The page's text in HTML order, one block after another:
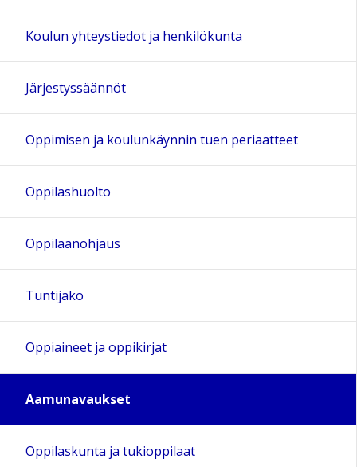
Koulun yhteystiedot ja henkilökunta
Järjestyssäännöt
Oppimisen ja koulunkäynnin tuen periaatteet
Oppilashuolto
Oppilaanohjaus
Tuntijako
Oppiaineet ja oppikirjat
Aamunavaukset
Oppilaskunta ja tukioppilaat